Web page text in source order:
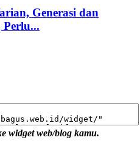
Generasi dan
Perlu...
widget web/blog kamu.